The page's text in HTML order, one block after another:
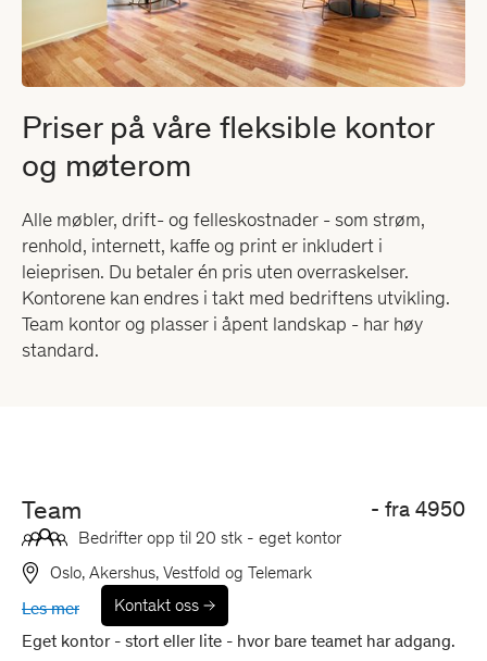
Priser på våre fleksible kontor
og møterom
Alle møbler, drift- og felleskostnader - som strøm,
renhold, internett, kaffe og print er inkludert i
leieprisen. Du betaler én pris uten overraskelser.
Kontorene kan endres i takt med bedriftens utvikling.
Team kontor og plasser i åpent landskap - har høy
standard.
Team - fra 4950
Bedrifter opp til 20 stk - eget kontor
Oslo, Akershus, Vestfold og Telemark
Les mer
Kontakt oss
Eget kontor - stort eller lite - hvor bare teamet har adgang.